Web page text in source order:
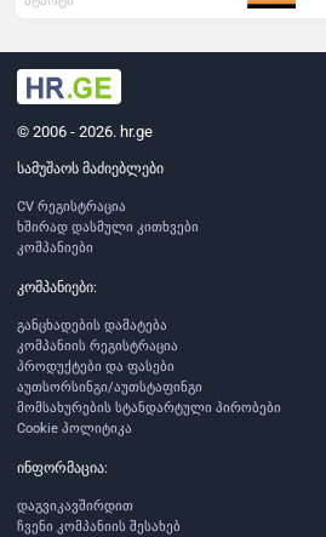
© 2006 - 2026. hr.ge
სამუშაოს მაძიებლები
CV რეგისტრაცია
ხშირად დასმული კითხვები
კომპანიები
კომპანიები:
განცხადების დამატება
კომპანიის რეგისტრაცია
პროდუქტები და ფასები
აუთსორსინგი/აუთსტაფინგი
მომსახურების სტანდარტული პირობები
Cookie პოლიტიკა
ინფორმაცია:
დაგვიკავშირდით
ჩვენი კომპანიის შესახებ